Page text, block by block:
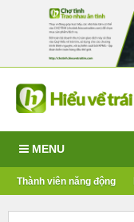
MENU
Thành viên năng động